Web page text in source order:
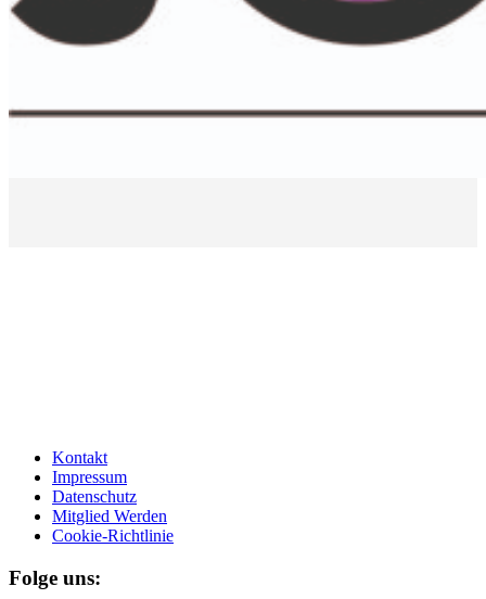
Kontakt
Impressum
Datenschutz
Mitglied Werden
Cookie-Richtlinie
Folge uns: